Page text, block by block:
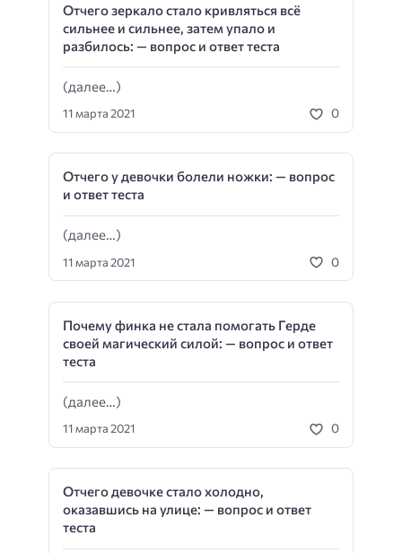
Отчего зеркало стало кривляться всё
сильнее и сильнее, затем упало и
разбилось: — вопрос и ответ теста
(далее…)
11 марта 2021 0
Отчего у девочки болели ножки: — вопрос
и ответ теста
(далее…)
11 марта 2021 0
Почему финка не стала помогать Герде
своей магический силой: — вопрос и ответ
теста
(далее…)
11 марта 2021 0
Отчего девочке стало холодно,
оказавшись на улице: — вопрос и ответ
теста